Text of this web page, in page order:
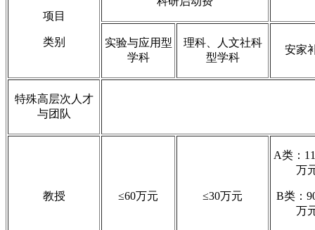
项目
类别
实验与应用型
学科
理科、人文社科
型学科
安家
特殊高层次人才
与团队
教授 ≤60万元 ≤30万元
A类：
万
B类：
万